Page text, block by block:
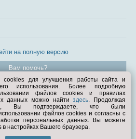
на полную версию
Вам помочь?
© Exist.ru 1998—2026
для улучшения работы сайта и
использования. Более подробную
файлов cookies и правилах
данных можно найтиздесь. Продолжая
Вы подтверждаете, что были
файлов cookies и согласны с
персональных данных. Вы можете
настройках Вашего браузера.